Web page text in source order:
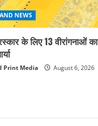
NEWS
के लिए 13 वीरांगनाओं का
Print Media August 6, 2026